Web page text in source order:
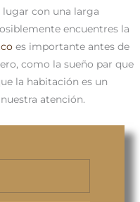
con una larga
encuentres la
es importante antes de
como la sueño par que
la habitación es un
atención.